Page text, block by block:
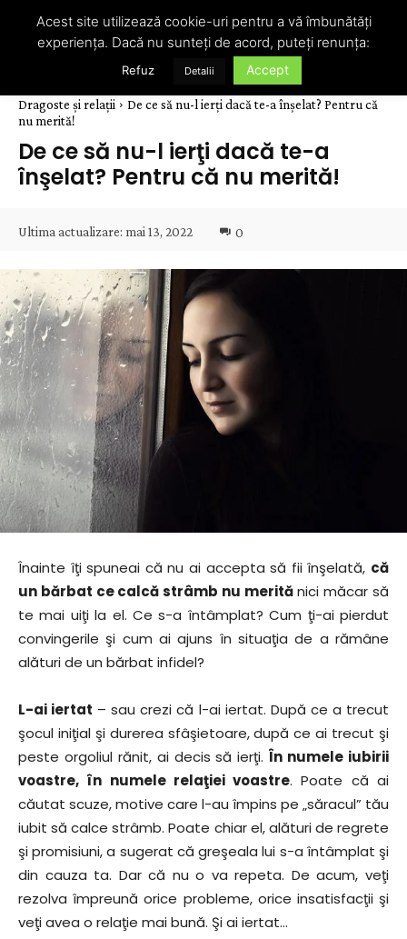
Dragoste și relații
De ce să nu-l ierţi dacă te-a înşelat? Pentru că
nu merită!
De ce să nu-l ierţi dacă te-a
înşelat? Pentru că nu merită!
Ultima actualizare: mai 13, 2022 0
Înainte îţi spuneai că nu ai accepta să fii înşelată, că
un bărbat ce calcă strâmb nu meritănici măcar să
te mai uiţi la el. Ce s-a întâmplat? Cum ţi-ai pierdut
convingerile şi cum ai ajuns în situaţia de a rămâne
alături de un bărbat infidel?
L-ai iertat – sau crezi că l-ai iertat. După ce a trecut
şocul iniţial şi durerea sfâşietoare, după ce ai trecut şi
peste orgoliul rănit, ai decis să ierţi.În numele iubirii
voastre, în numele relaţiei voastre. Poate că ai
căutat scuze, motive care l-au împins pe „săracul” tău
iubit să calce strâmb. Poate chiar el, alături de regrete
şi promisiuni, a sugerat că greşeala lui s-a întâmplat şi
din cauza ta. Dar că nu o va repeta. De acum, veţi
rezolva împreună orice probleme, orice insatisfacţii şi
veţi avea o relaţie mai bună. Şi ai iertat…
Acest site utilizează cookie-uri pentru a vă îmbunătăți
experiența. Dacă nu sunteți de acord, puteți renunța:
Refuz Detalii Accept